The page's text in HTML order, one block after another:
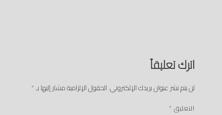
اترك تعليقاً
لن يتم نشر عنوان بريدك الإلكتروني.الحقول الإلزامية مشار إليها بـ*
التعليق *